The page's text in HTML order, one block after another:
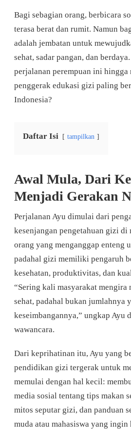
Bagi sebagian orang, berbicara
terasa berat dan rumit. Namun
adalah jembatan untuk
sehat, sadar pangan, dan
perjalanan perempuan ini hingga
penggerak edukasi gizi paling
Indonesia?
Daftar Isi tampilkan
Awal Mula, Dari
Menjadi Gerakan
Perjalanan Ayu dimulai dari
kesenjangan pengetahuan gizi di
orang yang menganggap enteng
padahal gizi memiliki pengaruh
kesehatan, produktivitas, dan
“Sering kali masyarakat mengira
sehat, padahal bukan jumlahnya
keseimbangannya,” ungkap Ayu
wawancara.
Dari keprihatinan itu, Ayu yang
pendidikan gizi tergerak untuk
memulai dengan hal kecil:
media sosial tentang tips makan
mitos seputar gizi, dan panduan
muda atau mahasiswa yang ingin